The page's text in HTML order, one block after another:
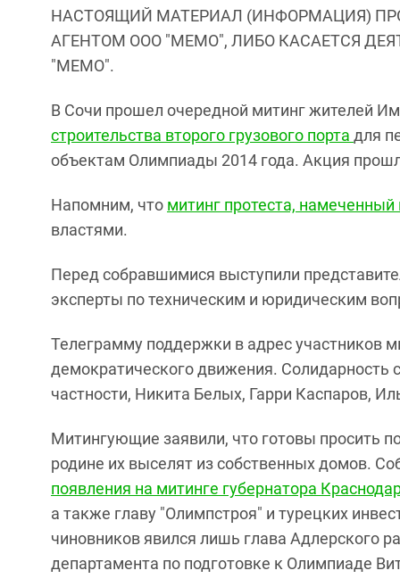
НАСТОЯЩИЙ МАТЕРИАЛ (ИНФОРМАЦИЯ)
АГЕНТОМ ООО "МЕМО", ЛИБО КАСАЕТСЯ
"МЕМО".
В Сочи прошел очередной митинг жителей
строительства второго грузового порта для
объектам Олимпиады 2014 года. Акция
Напомним, что митинг протеста, намеченный
властями.
Перед собравшимися выступили
эксперты по техническим и юридическим
Телеграмму поддержки в адрес участников
демократического движения.
частности, Никита Белых, Гарри Каспаров,
Митингующие заявили, что готовы просить
родине их выселят из собственных домов.
появления на митинге губернатора
а также главу "Олимпстроя" и турецких
чиновников явился лишь глава Адлерского
департамента по подготовке к Олимпиаде